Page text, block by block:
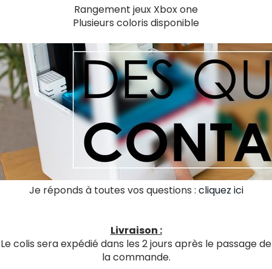
Rangement jeux Xbox one
Plusieurs coloris disponible
Je réponds à toutes vos questions : cliquez ici
Livraison :
Le colis sera expédié dans les 2 jours après le passage de
la commande.